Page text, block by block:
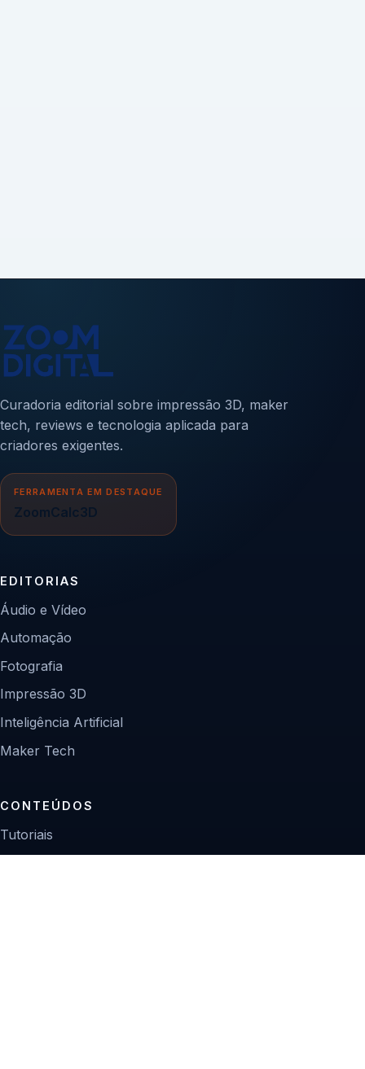
Curadoria editorial sobre impressão 3D, maker
tech, reviews e tecnologia aplicada para
criadores exigentes.
FERRAMENTA EM DESTAQUE
ZoomCalc3D
EDITORIAS
Áudio e Vídeo
Automação
Fotografia
Impressão 3D
Inteligência Artificial
Maker Tech
CONTEÚDOS
Tutoriais